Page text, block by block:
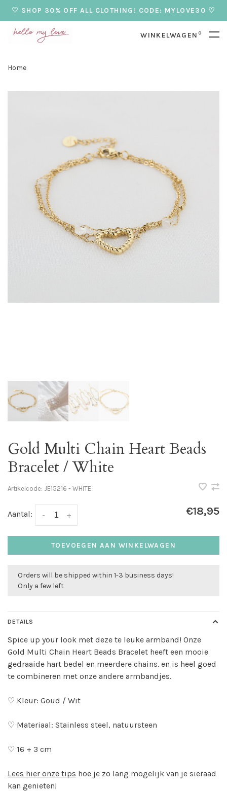
♡ SHOP 30% OFF ALL CLOTHING! CODE: MYLOVE30 ♡
WINKELWAGEN 0
Home
Gold Multi Chain Heart Beads
Bracelet / White
Artikelcode: JE15216 - WHITE
Aantal: +
- €18,95
TOEVOEGEN AAN WINKELWAGEN
Orders will be shipped within 1-3 business days!
Only a few left
DETAILS
Spice up your look met deze te leuke armband! Onze
Gold Multi Chain Heart Beads Bracelet heeft een mooie
gedraaide hart bedel en meerdere chains. en is heel goed
te combineren met onze andere armbandjes.
♡ Kleur: Goud / Wit
♡ Materiaal: Stainless steel, natuursteen
♡ 16 + 3 cm
Lees hier onze tips hoe je zo lang mogelijk van je sieraad
kan genieten!